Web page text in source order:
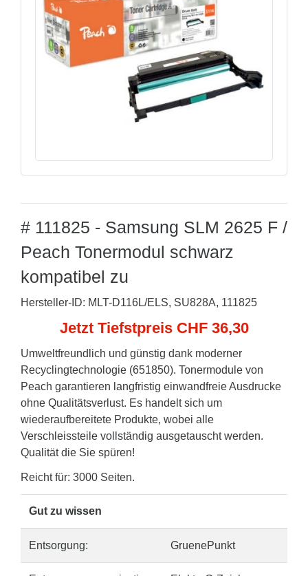
# 111825 - Samsung SLM 2625 F /
Peach Tonermodul schwarz
kompatibel zu
Hersteller-ID: MLT-D116L/ELS, SU828A, 111825
Jetzt Tiefstpreis CHF 36,30
Umweltfreundlich und günstig dank moderner
Recyclingtechnologie (651850). Tonermodule von
Peach garantieren langfristig einwandfreie Ausdrucke
ohne Qualitätsverlust. Es handelt sich um
wiederaufbereitete Produkte, wobei alle
Verschleissteile vollständig ausgetauscht werden.
Qualität die Sie spüren!
Reicht für: 3000 Seiten.
Gut zu wissen
Entsorgung: GruenePunkt